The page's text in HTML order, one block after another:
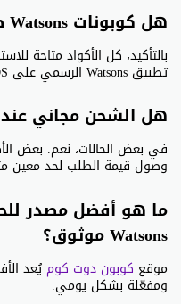
هل كوبونات Watsons صالحة في تطبيق الجوال؟
بالتأكيد، كل الأكواد متاحة
تطبيق Watsons الرسمي على iOS وAndroid.
هل الشحن مجاني
في بعض الحالات، نعم. بعض
وصول قيمة الطلب لحد معين مثل 150 ريال أو
ما هو أفضل مصدر
Watsons موثوق؟
موقع كوبون دوت كوم يُعد
ومفعّلة بشكل يومي.